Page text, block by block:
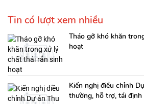
Tin có lượt xem nhiều
Tháo gỡ khó khăn
hoạt
Kiến nghị điều chỉnh
thường, hỗ trợ, tái